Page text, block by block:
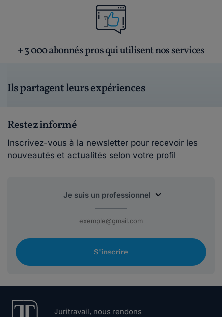
+ 3 000 abonnés pros qui utilisent nos services
Ils partagent leurs expériences
Restez informé
Inscrivez-vous à la newsletter pour recevoir les
nouveautés et actualités selon votre profil
S'inscrire
Juritravail, nous rendons